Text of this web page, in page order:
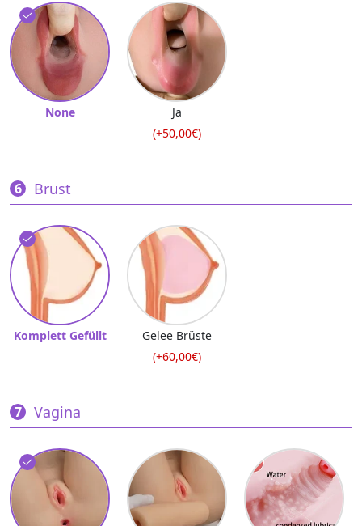
None
Ja
(+50,00€)
Brust
Komplett Gefüllt
Gelee Brüste
(+60,00€)
Vagina